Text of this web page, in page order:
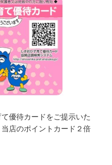
優待カードをご提示いた
店のポイントカード２倍